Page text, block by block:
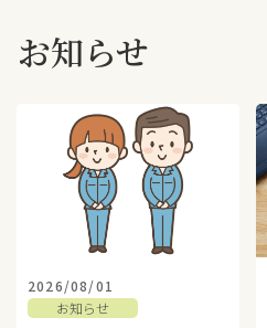
お知らせ
2026/08/01
お知らせ